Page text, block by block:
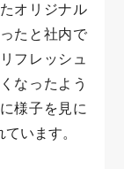
オリジナル
たと社内で
フレッシュ
なったよう
様子を見に
います。